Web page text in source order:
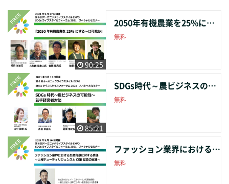
90:25
2050年有機農業を25%にする〜は可能か
無料
85:21
SDGs時代～農ビジネスの可能性～若手経営者対談
無料
ファッション業界における生産背景に対する責任～人権デューディリジェンスとCSR監査の実践～
無料